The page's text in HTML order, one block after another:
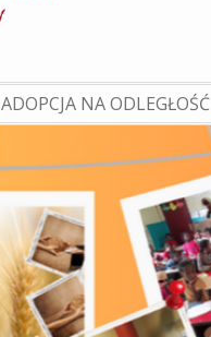
ADOPCJA NA ODLEGŁOŚĆ